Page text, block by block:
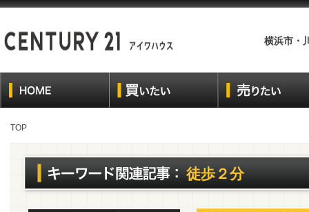
横浜市・
TOP
徒歩２分